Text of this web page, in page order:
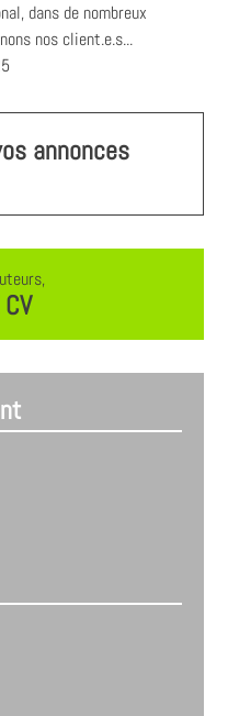
dans de nombreux
nos client.e.s...
annonces